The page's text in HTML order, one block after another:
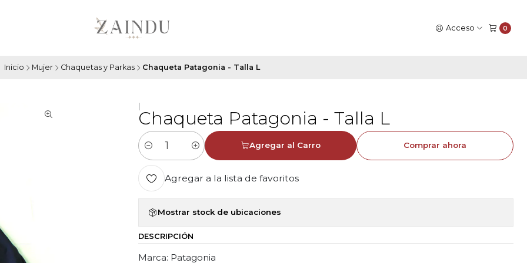
Acceso 0
Inicio Mujer Chaquetas y Parkas Chaqueta Patagonia - Talla L
Chaqueta Patagonia - Talla L
Cantidad
Agregar al Carro Comprar ahora
Agregar a la lista de favoritos
Mostrar stock de ubicaciones
DESCRIPCIÓN
Marca: Patagonia